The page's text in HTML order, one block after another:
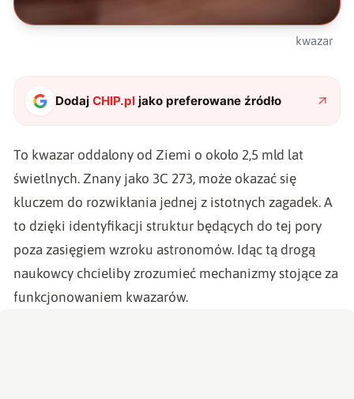
kwazar
DodajCHIP.pl jako preferowane źródło
To kwazar oddalony od Ziemi o około 2,5 mld lat
świetlnych. Znany jako 3C 273, może okazać się
kluczem do rozwikłania jednej z istotnych zagadek. A
to dzięki identyfikacji struktur będących do tej pory
poza zasięgiem wzroku astronomów. Idąc tą drogą
naukowcy chcieliby zrozumieć mechanizmy stojące za
funkcjonowaniem kwazarów.